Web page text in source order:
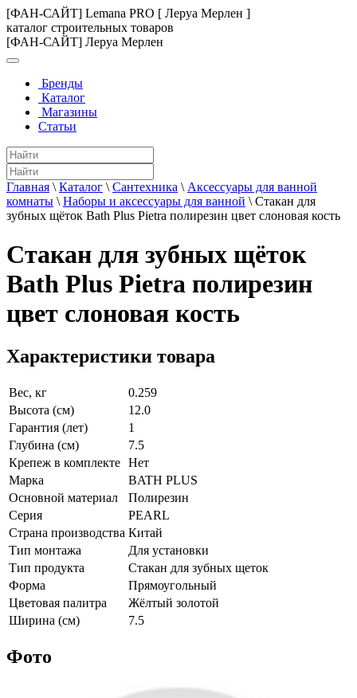
[ФАН-САЙТ] Lemana PRO [ Леруа Мерлен ]
каталог строительных товаров
[ФАН-САЙТ] Леруа Мерлен
Бренды
Каталог
Магазины
Статьи
Главная \ Каталог \ Сантехника \ Аксессуары для ванной
комнаты \ Наборы и аксессуары для ванной \ Стакан для
зубных щёток Bath Plus Pietra полирезин цвет слоновая кость
Стакан для зубных щёток
Bath Plus Pietra полирезин
цвет слоновая кость
Характеристики товара
Вес, кг
0.259
Высота (см)
12.0
Гарантия (лет)
1
Глубина (см)
7.5
Крепеж в комплекте Нет
Марка
BATH PLUS
Основной материал
Полирезин
Серия
PEARL
Страна производства Китай
Тип монтажа
Для установки
Тип продукта
Стакан для зубных щеток
Форма
Прямоугольный
Цветовая палитра
Жёлтый золотой
Ширина (см)
7.5
Фото